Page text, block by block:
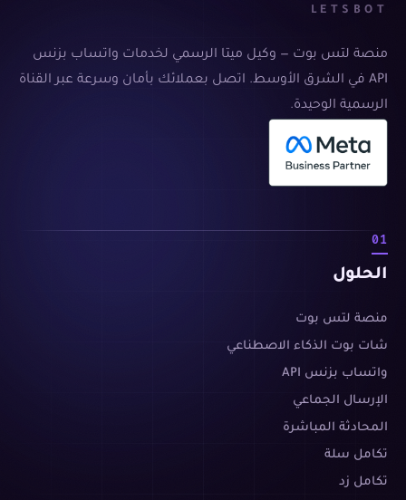
LETSBOT
منصة لتس بوت — وكيل ميتا الرسمي لخدمات واتساب بزنس
API في الشرق الأوسط. اتصل بعملائك بأمان وسرعة عبر القناة
الرسمية الوحيدة.
01
الحلول
منصة لتس بوت
شات بوت الذكاء الاصطناعي
واتساب بزنس API
الإرسال الجماعي
المحادثة المباشرة
تكامل سلة
تكامل زد